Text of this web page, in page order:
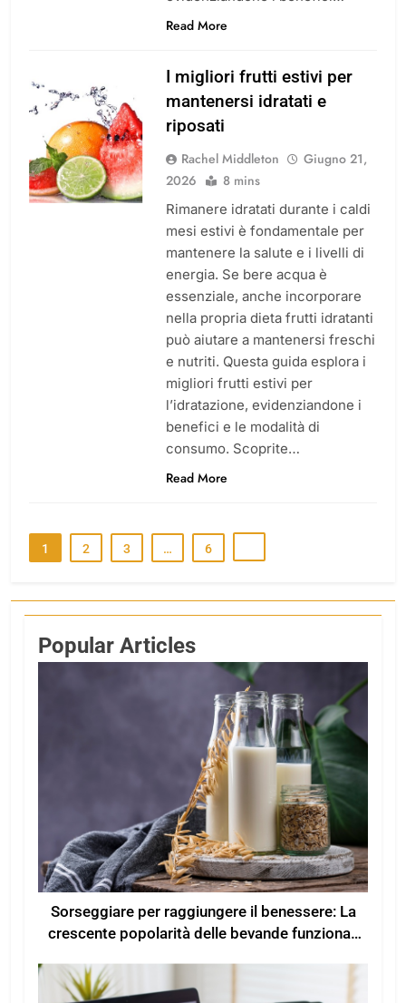
Read More
I migliori frutti estivi per
mantenersi idratati e
riposati
Rachel Middleton
Giugno 21,
2026
8 mins
Rimanere idratati durante i caldi
mesi estivi è fondamentale per
mantenere la salute e i livelli di
energia. Se bere acqua è
essenziale, anche incorporare
nella propria dieta frutti idratanti
può aiutare a mantenersi freschi
e nutriti. Questa guida esplora i
migliori frutti estivi per
l’idratazione, evidenziandone i
benefici e le modalità di
consumo. Scoprite…
Read More
1 2 3 … 6
Popular Articles
Sorseggiare per raggiungere il benessere: La
crescente popolarità delle bevande funzionali